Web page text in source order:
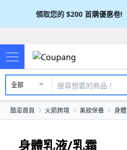
領取您的 $200 首購優惠卷!
全部
酷澎首頁 火箭跨境 美妝保養 身體
身體乳液/乳霜